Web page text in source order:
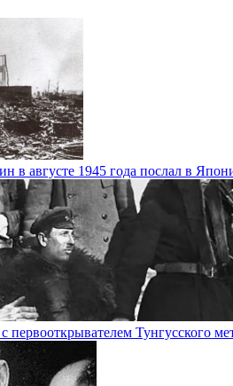
в августе 1945 года послал в
Тунгусского